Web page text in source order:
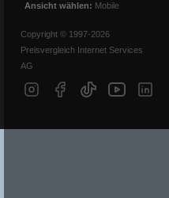
Ansicht wählen: Mobile
Copyright © 1997-2026
Preisvergleich Internet Services
AG